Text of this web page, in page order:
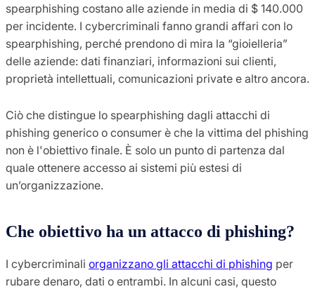
spearphishing costano alle aziende in media di $ 140.000
per incidente. I cybercriminali fanno grandi affari con lo
spearphishing, perché prendono di mira la “gioielleria”
delle aziende: dati finanziari, informazioni sui clienti,
proprietà intellettuali, comunicazioni private e altro ancora.
Ciò che distingue lo spearphishing dagli attacchi di
phishing generico o consumer è che la vittima del phishing
non è l'obiettivo finale. È solo un punto di partenza dal
quale ottenere accesso ai sistemi più estesi di
un’organizzazione.
Che obiettivo ha un attacco di phishing?
I cybercriminali organizzano gli attacchi di phishing per
rubare denaro, dati o entrambi. In alcuni casi, questo